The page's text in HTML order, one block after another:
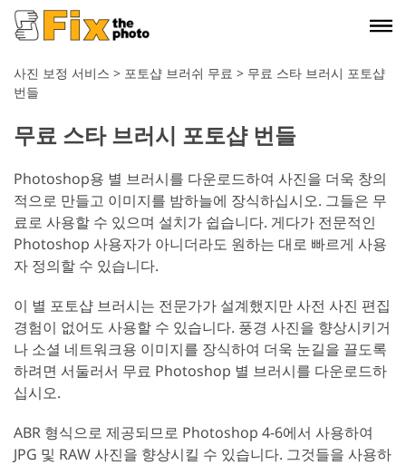
사진 보정 서비스 > 포토샵 브러쉬 무료 > 무료 스타 브러시 포토샵
번들
무료 스타 브러시 포토샵 번들
Photoshop용 별 브러시를 다운로드하여 사진을 더욱 창의
적으로 만들고 이미지를 밤하늘에 장식하십시오. 그들은 무
료로 사용할 수 있으며 설치가 쉽습니다. 게다가 전문적인
Photoshop 사용자가 아니더라도 원하는 대로 빠르게 사용
자 정의할 수 있습니다.
이 별 포토샵 브러시는 전문가가 설계했지만 사전 사진 편집
경험이 없어도 사용할 수 있습니다. 풍경 사진을 향상시키거
나 소셜 네트워크용 이미지를 장식하여 더욱 눈길을 끌도록
하려면 서둘러서 무료 Photoshop 별 브러시를 다운로드하
십시오.
ABR 형식으로 제공되므로 Photoshop 4-6에서 사용하여
JPG 및 RAW 사진을 향상시킬 수 있습니다. 그것들을 사용하